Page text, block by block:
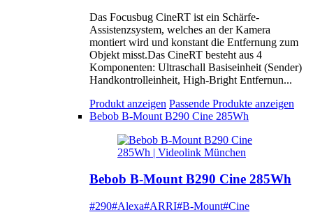
Das Focusbug CineRT ist ein Schärfe-
Assistenzsystem, welches an der Kamera
montiert wird und konstant die Entfernung zum
Objekt misst.Das CineRT besteht aus 4
Komponenten: Ultraschall Basiseinheit (Sender)
Handkontrolleinheit, High-Bright Entfernun...
Produkt anzeigen Passende Produkte anzeigen
Bebob B-Mount B290 Cine 285Wh
Bebob B-Mount B290 Cine 285Wh
#290#Alexa#ARRI#B-Mount#Cine